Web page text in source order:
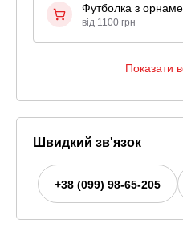
Футболка з
від 1100 грн
Показати
Швидкий зв'язок
+38 (099) 98-65-205